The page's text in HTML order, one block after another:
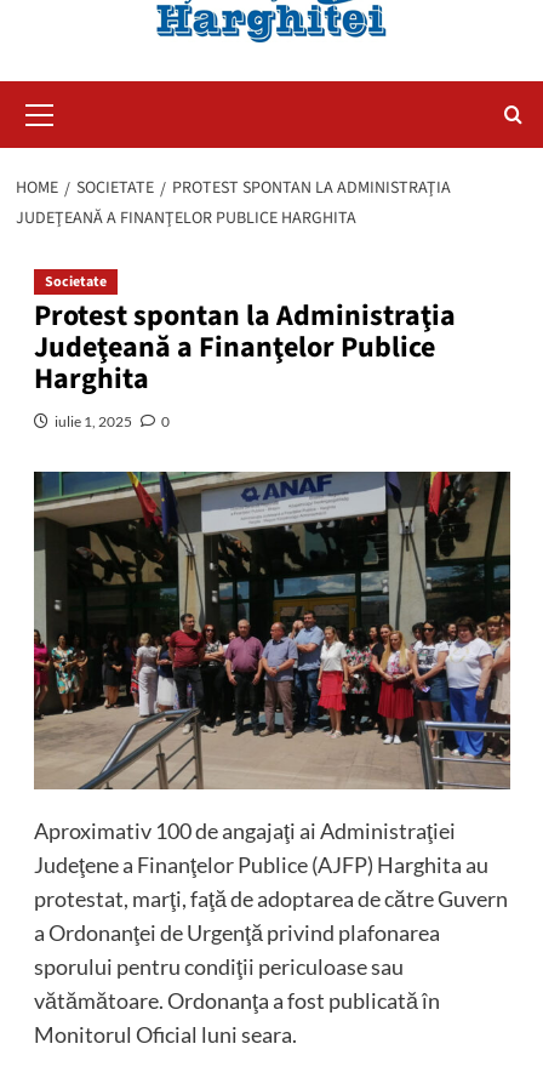
Menu
HOME SOCIETATE
PROTEST SPONTAN LA ADMINISTRAŢIA
JUDEŢEANĂ A FINANŢELOR PUBLICE HARGHITA
Societate
Protest spontan la Administraţia
Judeţeană a Finanţelor Publice
Harghita
iulie 1, 2025 0
Aproximativ 100 de angajaţi ai Administraţiei
Judeţene a Finanţelor Publice (AJFP) Harghita au
protestat, marţi, faţă de adoptarea de către Guvern
a Ordonanţei de Urgenţă privind plafonarea
sporului pentru condiţii periculoase sau
vătămătoare. Ordonanţa a fost publicată în
Monitorul Oficial luni seara.